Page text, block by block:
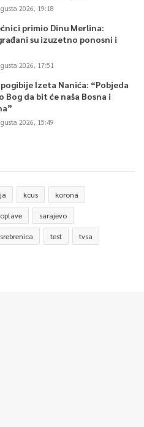
2026, 19:18
primio Dinu Merlina:
su izuzetno ponosni i
2026, 17:51
Izeta Nanića: “Pobjeda
Bog da bit će naša Bosna i
2026, 15:49
kcus korona
sarajevo
srebrenica test tvsa